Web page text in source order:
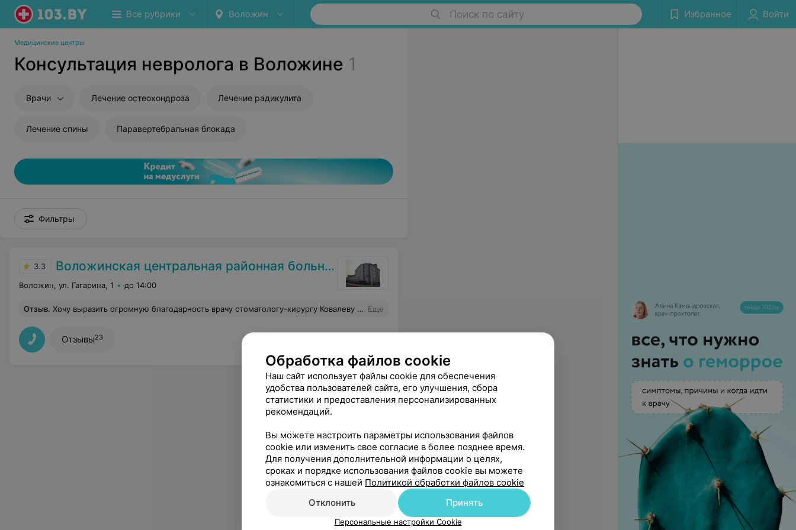
Все рубрики Воложин Поиск по сайту Избранное Войти
Медицинские центры
Консультация невролога в Воложине 1
Врачи Лечение остеохондроза Лечение радикулита
Лечение спины Паравертебральная блокада
Фильтры
3.3 Воложинская центральная районная больница
Воложин, ул. Гагарина, 1 до 14:00
Отзыв. Хочу выразить огромную благодарность врачу стоматологу-хирургу Ковалеву Петру Васильевичу! 8.11.22 разболелся зуб мудрости в нижней челюсти. Образовался гнойный капюшон. Поехала в Минск в больницу скорой помощи. Там не помогли. Сделали надрез и поставили дренаж. Зуб оставили на месте. Эту кошмарную ночь запомню на всю жизнь. 9.11.22 отправили в Воложинскую ЦРБ на перевязку. Попала на прием к Ковалеву П.В. Удалил зуб мудрости, обработал как нужно, поставил укол противовирусного. Все объяснил подробно, назначил лечение. Огромное Вам спасибо Петр Васильевич! Еще
Отзывы23
Обработка файлов cookie
Наш сайт использует файлы cookie для обеспечения
удобства пользователей сайта, его улучшения, сбора
статистики и предоставления персонализированных
рекомендаций.
Вы можете настроить параметры использования файлов
cookie или изменить свое согласие в более позднее время.
Для получения дополнительной информации о целях,
сроках и порядке использования файлов cookie вы можете
ознакомиться с нашей Политикой обработки файлов cookie
Отклонить
Принять
Персональные настройки Cookie